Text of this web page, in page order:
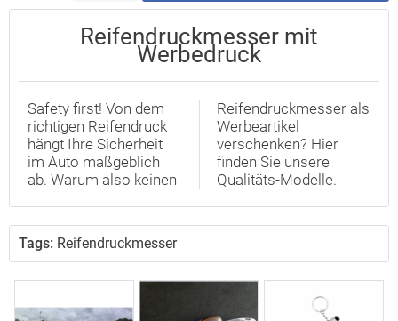
Reifendruckmesser mit
Werbedruck
Safety first! Von dem
richtigen Reifendruck
hängt Ihre Sicherheit
im Auto maßgeblich
ab. Warum also keinen
Reifendruckmesser als
Werbeartikel
verschenken? Hier
finden Sie unsere
Qualitäts-Modelle.
Tags: Reifendruckmesser